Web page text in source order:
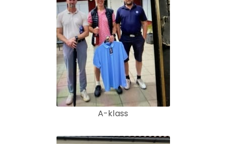
A-klass